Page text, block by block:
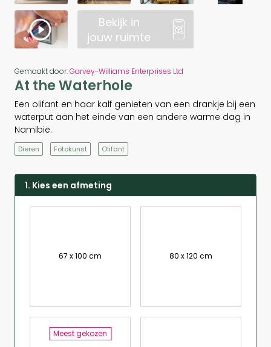
Bekijk in
jouw ruimte
Gemaakt door:Garvey-Williams Enterprises Ltd
At the Waterhole
Een olifant en haar kalf genieten van een drankje bij een
waterput aan het einde van een andere warme dag in
Namibië.
Dieren Fotokunst Olifant
1. Kies een afmeting
67 x 100 cm 80 x 120 cm
Meest gekozen